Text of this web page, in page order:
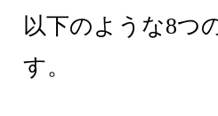
以下のような8つ
す。